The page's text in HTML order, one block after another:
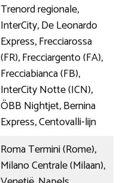
Trenord regionale,
InterCity, De Leonardo
Express, Frecciarossa
(FR), Frecciargento (FA),
Frecciabianca (FB),
InterCity Notte (ICN),
ÖBB Nightjet, Bernina
Express, Centovalli-lijn
Roma Termini (Rome),
Milano Centrale (Milaan),